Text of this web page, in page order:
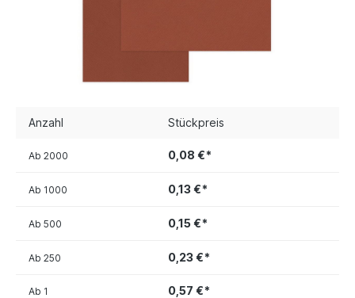
Anzahl Stückpreis
Ab 1 0,57 €*
Ab 250 0,23 €*
Ab 500 0,15 €*
Ab 1000 0,13 €*
Ab 2000 0,08 €*